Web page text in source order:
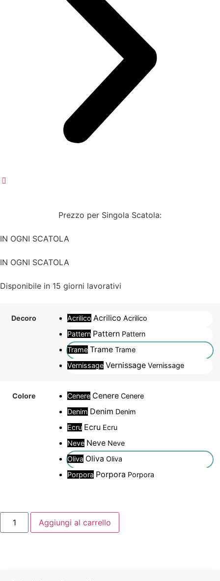
Prezzo per Singola Scatola:
IN OGNI SCATOLA
IN OGNI SCATOLA
Disponibile in 15 giorni lavorativi
Decoro Acrilico Acrilico Acrilico
Pattern Pattern Pattern
Trame Trame Trame
Vernissage Vernissage Vernissage
Colore Cenere Cenere Cenere
Denim Denim Denim
Ecru Ecru Ecru
Neve Neve Neve
Oliva Oliva Oliva
Porpora Porpora Porpora
Aggiungi al carrello